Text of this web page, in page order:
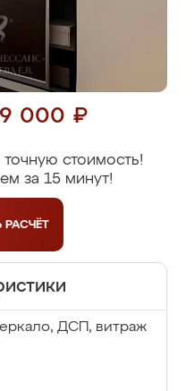
000 ₽
стоимость!
за 15 минут!
РАСЧЁТ
ДСП, витраж